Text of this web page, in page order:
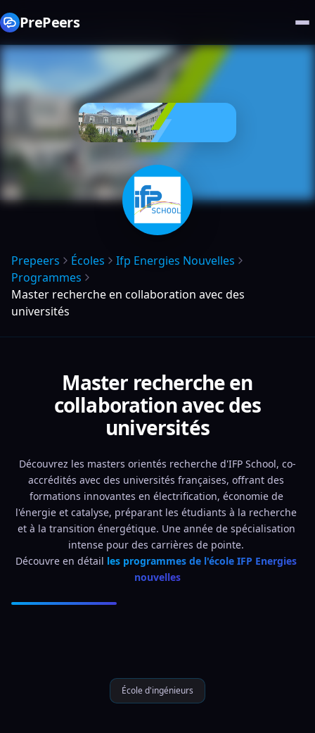
PrePeers
Prepeers Écoles
Ifp Energies Nouvelles
Programmes
Master recherche en collaboration avec des
universités
Master recherche en
collaboration avec des
universités
Découvrez les masters orientés recherche d'IFP School, co-
accrédités avec des universités françaises, offrant des
formations innovantes en électrification, économie de
l'énergie et catalyse, préparant les étudiants à la recherche
et à la transition énergétique. Une année de spécialisation
intense pour des carrières de pointe.
Découvre en détail les programmes de l'école IFP Energies
nouvelles
École d'ingénieurs